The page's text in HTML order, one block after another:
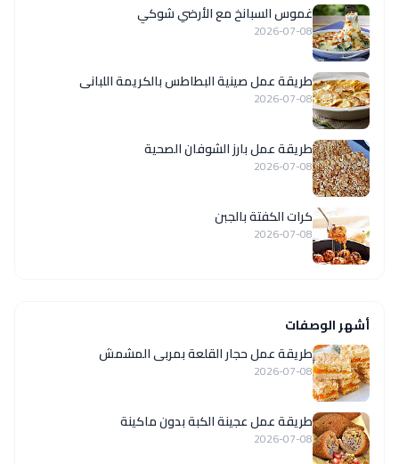
غموس السبانخ مع الأرضي شوكي
2026-07-08
طريقة عمل صينية البطاطس بالكريمة اللبانى
2026-07-08
طريقة عمل بارز الشوفان الصحية
2026-07-08
كرات الكفتة بالجبن
2026-07-08
أشهر الوصفات
طريقة عمل حجار القلعة بمربى المشمش
2026-07-08
طريقة عمل عجينة الكبة بدون ماكينة
2026-07-08